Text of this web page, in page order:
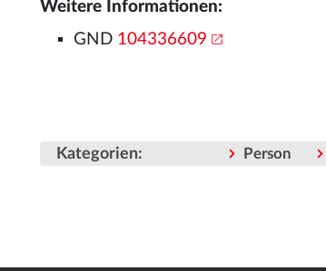
Weitere Informationen:
GND 104336609
Kategorien: Person